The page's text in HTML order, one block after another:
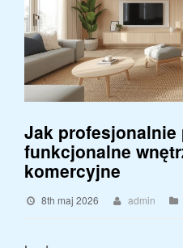
Jak profesjonalnie
funkcjonalne
komercyjne
8th maj 2026 admin